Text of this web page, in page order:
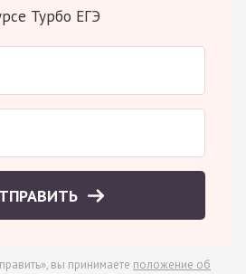
Турбо ЕГЭ
вы принимаете положение об